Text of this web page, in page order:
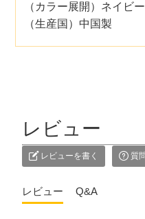
（カラー展開）ネイビ
（生産国）中国製
レビュー
レビューを書く 質
レビュー Q&A